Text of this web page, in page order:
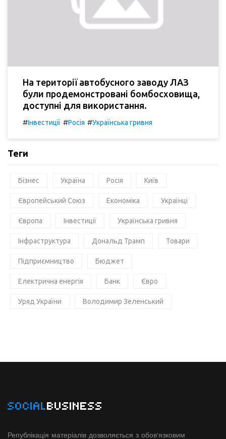
На території автобусного заводу ЛАЗ
були продемонстровані бомбосховища,
доступні для використання.
#Інвестиції #Росія #Українська гривня
Теги
Бізнес Україна Росія Київ
Європейський Союз Економіка Українці
Європа Інвестиції Українська гривня
Інфраструктура Дональд Трамп Товари
Підприємництво Бюджет
Електрична енергія Банк Євро
Уряд України Володимир Зеленський
SOCIALBUSINESS
Републікація матеріалів дозволяється з обов'язковим